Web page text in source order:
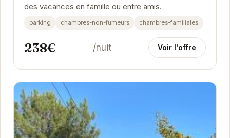
des vacances en famille ou entre amis.
parking chambres-non-fumeurs chambres-familiales
238€ /nuit Voir l'offre